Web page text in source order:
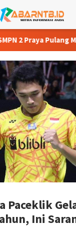
Membawa Tiga
Paceklik
Ini